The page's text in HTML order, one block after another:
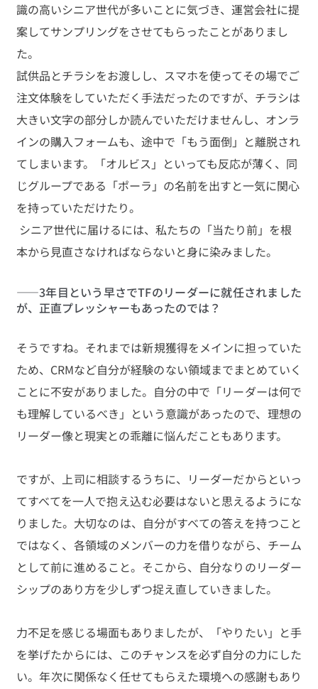
識の高いシニア世代が多いことに気づき、運営会社に提
案してサンプリングをさせてもらったことがありまし
た。
試供品とチラシをお渡しし、スマホを使ってその場でご
注文体験をしていただく手法だったのですが、チラシは
大きい文字の部分しか読んでいただけませんし、オンラ
インの購入フォームも、途中で「もう面倒」と離脱され
てしまいます。「オルビス」といっても反応が薄く、同
じグループである「ポーラ」の名前を出すと一気に関心
を持っていただけたり。
シニア世代に届けるには、私たちの「当たり前」を根
本から見直さなければならないと身に染みました。
――3年目という早さでTFのリーダーに就任されました
が、正直プレッシャーもあったのでは？
そうですね。それまでは新規獲得をメインに担っていた
ため、CRMなど自分が経験のない領域までまとめていく
ことに不安がありました。自分の中で「リーダーは何で
も理解しているべき」という意識があったので、理想の
リーダー像と現実との乖離に悩んだこともあります。
ですが、上司に相談するうちに、リーダーだからといっ
てすべてを一人で抱え込む必要はないと思えるようにな
りました。大切なのは、自分がすべての答えを持つこと
ではなく、各領域のメンバーの力を借りながら、チーム
として前に進めること。そこから、自分なりのリーダー
シップのあり方を少しずつ捉え直していきました。
力不足を感じる場面もありましたが、「やりたい」と手
を挙げたからには、このチャンスを必ず自分の力にした
い。年次に関係なく任せてもらえた環境への感謝もあり